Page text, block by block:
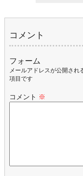
コメント
フォーム
メールアドレスが公開され
項目です
コメント ※